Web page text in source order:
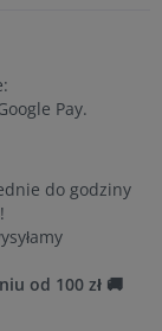
Pay.
do godziny
od 100 zł 🚚